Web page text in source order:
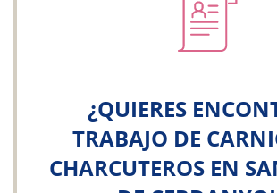
¿QUIERES
TRABAJO DE
CHARCUTEROS EN